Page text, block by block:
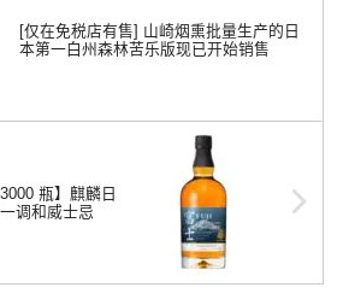
[仅在免税店有售] 山崎烟熏批量生产的日
本第一白州森林苦乐版现已开始销售
瓶】麒麟日
调和威士忌